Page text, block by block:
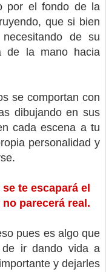
por el fondo de la
que si bien
de su
de la mano hacia
se comportan con
dibujando en sus
cada escena a tu
personalidad y
te escapará el
parecerá real.
pues es algo que
ir dando vida a
y dejarles